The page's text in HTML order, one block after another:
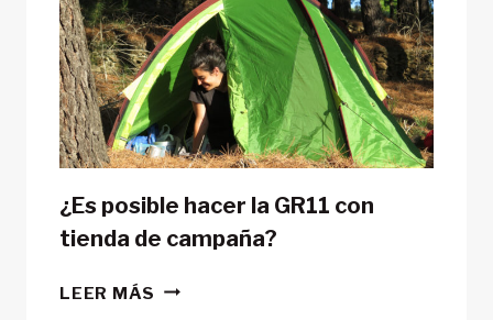
¿Es posible hacer la GR11 con
tienda de campaña?
LEER MÁS ¿ES